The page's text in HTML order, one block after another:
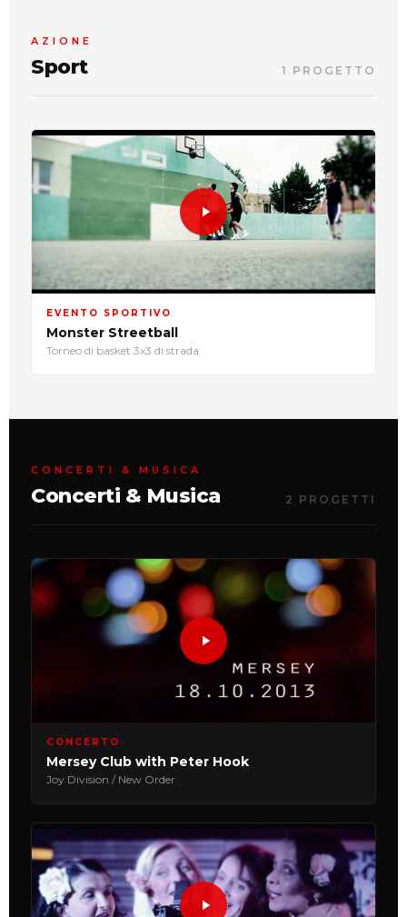
AZIONE
Sport 1 PROGETTO
EVENTO SPORTIVO
Monster Streetball
Torneo di basket 3x3 di strada
CONCERTI & MUSICA
Concerti & Musica 2 PROGETTI
CONCERTO
Mersey Club with Peter Hook
Joy Division / New Order